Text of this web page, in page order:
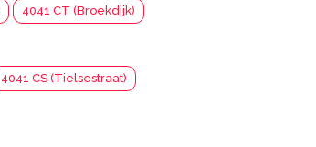
4041 CT (Broekdijk)
4041 CS (Tielsestraat)